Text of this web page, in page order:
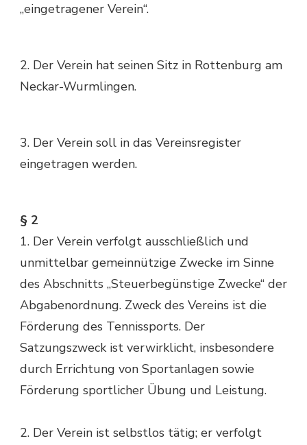
„eingetragener Verein“.
2. Der Verein hat seinen Sitz in Rottenburg am
Neckar-Wurmlingen.
3. Der Verein soll in das Vereinsregister
eingetragen werden.
§ 2
1. Der Verein verfolgt ausschließlich und
unmittelbar gemeinnützige Zwecke im Sinne
des Abschnitts „Steuerbegünstige Zwecke“ der
Abgabenordnung. Zweck des Vereins ist die
Förderung des Tennissports. Der
Satzungszweck ist verwirklicht, insbesondere
durch Errichtung von Sportanlagen sowie
Förderung sportlicher Übung und Leistung.
2. Der Verein ist selbstlos tätig; er verfolgt